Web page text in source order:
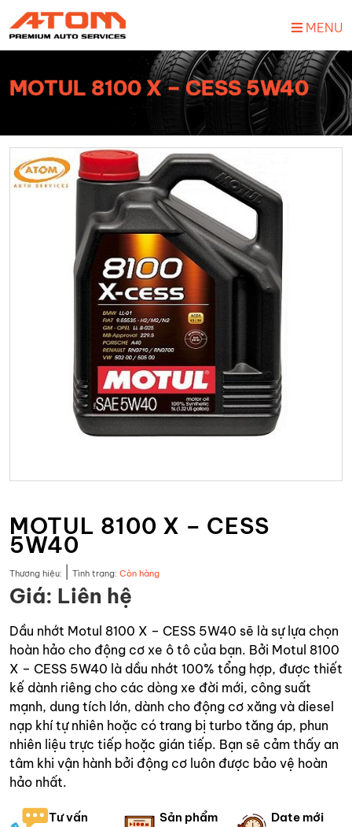
MENU
MOTUL 8100 X – CESS 5W40
MOTUL 8100 X – CESS
5W40
Thương hiệu: Tình trạng: Còn hàng
Giá: Liên hệ
Dầu nhớt Motul 8100 X – CESS 5W40 sẽ là sự lựa chọn
hoàn hảo cho động cơ xe ô tô của bạn. Bởi Motul 8100
X – CESS 5W40 là dầu nhớt 100% tổng hợp, được thiết
kế dành riêng cho các dòng xe đời mới, công suất
mạnh, dung tích lớn, dành cho động cơ xăng và diesel
nạp khí tự nhiên hoặc có trang bị turbo tăng áp, phun
nhiên liệu trực tiếp hoặc gián tiếp. Bạn sẽ cảm thấy an
tâm khi vận hành bởi động cơ luôn được bảo vệ hoàn
hảo nhất.
Tư vấn
Sản phẩm
Date mới